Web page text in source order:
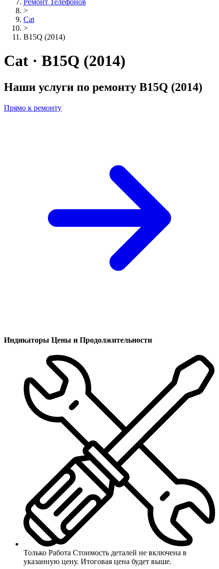
Ремонт Телефонов
>
Cat
>
B15Q (2014)
Cat · B15Q (2014)
Наши услуги по ремонту B15Q (2014)
Прямо к ремонту
Индикаторы Цены и Продолжительности
Только Работа Стоимость деталей не включена в
указанную цену. Итоговая цена будет выше.